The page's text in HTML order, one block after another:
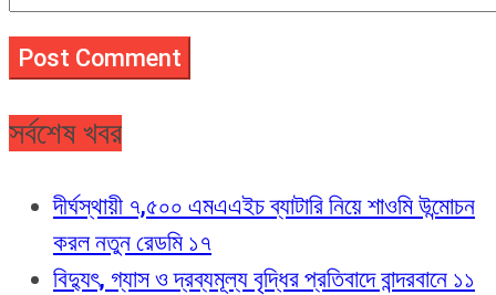
সর্বশেষ খবর
দীর্ঘস্থায়ী ৭,৫০০ এমএএইচ ব্যাটারি নিয়ে শাওমি উন্মোচন
করল নতুন রেডমি ১৭
বিদ্যুৎ, গ্যাস ও দ্রব্যমূল্য বৃদ্ধির প্রতিবাদে বান্দরবানে ১১